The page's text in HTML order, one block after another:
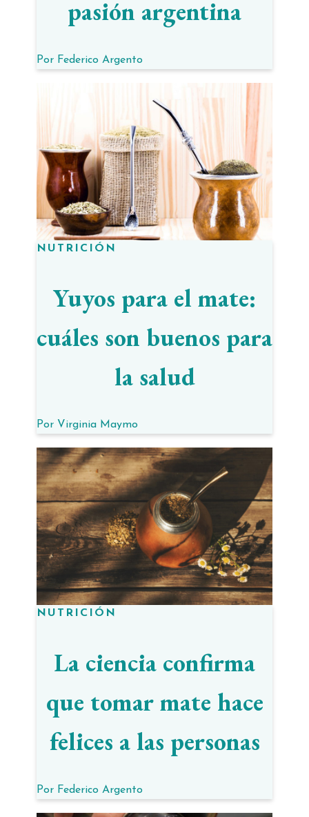
pasión argentina
Por Federico Argento
NUTRICIÓN
Yuyos para el mate:
cuáles son buenos para
la salud
Por Virginia Maymo
NUTRICIÓN
La ciencia confirma
que tomar mate hace
felices a las personas
Por Federico Argento